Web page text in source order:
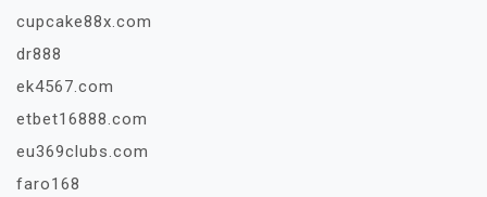
cupcake88x.com
dr888
ek4567.com
etbet16888.com
eu369clubs.com
faro168